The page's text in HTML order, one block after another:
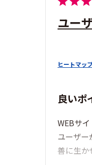
ユー
ヒートマッ
良いポ
WEBサ
ユーザ
善に生か